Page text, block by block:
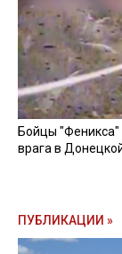
Бойцы "Феникса"
врага в
ПУБЛИКАЦИИ »